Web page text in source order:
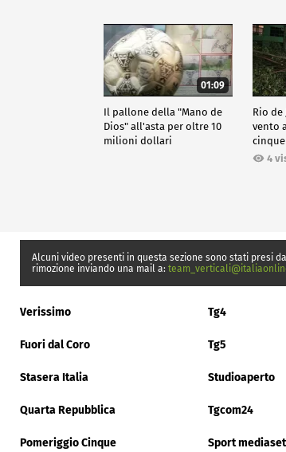
01:09
Il pallone della "Mano de
Dios" all'asta per oltre 10
milioni dollari
Rio de
vento
4
Alcuni video presenti in questa sezione sono stati presi
rimozione inviando una mail a:
Verissimo Tg4
Fuori dal Coro Tg5
Stasera Italia Studioaperto
Quarta Repubblica Tgcom24
Pomeriggio Cinque Sport mediaset